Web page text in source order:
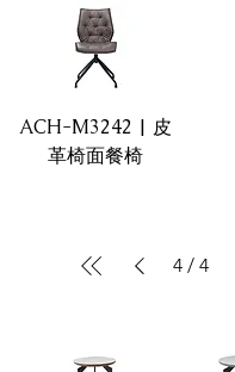
ACH-M3242 | 皮
革椅面餐椅
4 / 4